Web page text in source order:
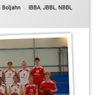
12. Oktober 2011
Boljahn Categories:
IBBA, JBBL, NBBL